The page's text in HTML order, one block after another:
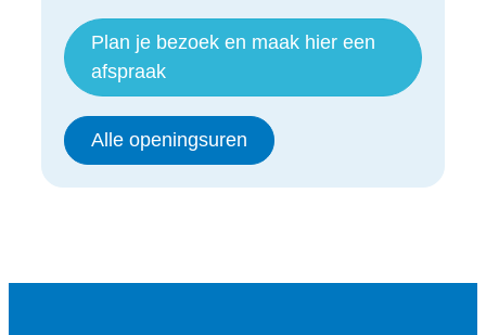
Plan je bezoek en maak hier een
afspraak
Alle openingsuren Sociaal Huis